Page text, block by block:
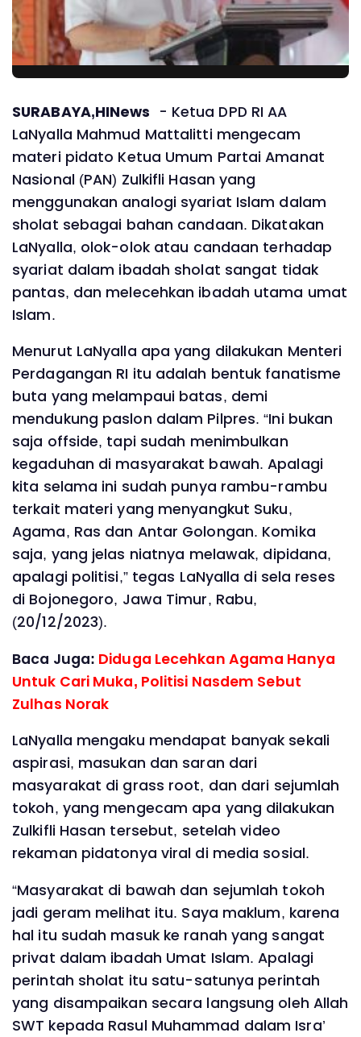
SURABAYA,HINews - Ketua DPD RI AA
LaNyalla Mahmud Mattalitti mengecam
materi pidato Ketua Umum Partai Amanat
Nasional (PAN) Zulkifli Hasan yang
menggunakan analogi syariat Islam dalam
sholat sebagai bahan candaan. Dikatakan
LaNyalla, olok-olok atau candaan terhadap
syariat dalam ibadah sholat sangat tidak
pantas, dan melecehkan ibadah utama umat
Islam.
Menurut LaNyalla apa yang dilakukan Menteri
Perdagangan RI itu adalah bentuk fanatisme
buta yang melampaui batas, demi
mendukung paslon dalam Pilpres. “Ini bukan
saja offside, tapi sudah menimbulkan
kegaduhan di masyarakat bawah. Apalagi
kita selama ini sudah punya rambu-rambu
terkait materi yang menyangkut Suku,
Agama, Ras dan Antar Golongan. Komika
saja, yang jelas niatnya melawak, dipidana,
apalagi politisi,” tegas LaNyalla di sela reses
di Bojonegoro, Jawa Timur, Rabu,
(20/12/2023).
Baca Juga: Diduga Lecehkan Agama Hanya
Untuk Cari Muka, Politisi Nasdem Sebut
Zulhas Norak
LaNyalla mengaku mendapat banyak sekali
aspirasi, masukan dan saran dari
masyarakat di grass root, dan dari sejumlah
tokoh, yang mengecam apa yang dilakukan
Zulkifli Hasan tersebut, setelah video
rekaman pidatonya viral di media sosial.
“Masyarakat di bawah dan sejumlah tokoh
jadi geram melihat itu. Saya maklum, karena
hal itu sudah masuk ke ranah yang sangat
privat dalam ibadah Umat Islam. Apalagi
perintah sholat itu satu-satunya perintah
yang disampaikan secara langsung oleh Allah
SWT kepada Rasul Muhammad dalam Isra’